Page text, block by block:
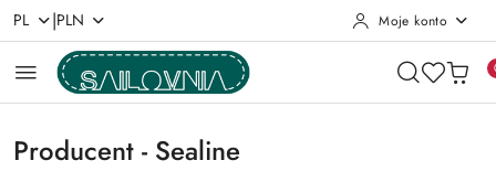
Przejdź do treści głównej
Przejdź do wyszukiwarki
Przejdź do moje konto
Przejdź do menu głównego
Przejdź do stopki
PL |PLN Moje konto
Producent - Sealine